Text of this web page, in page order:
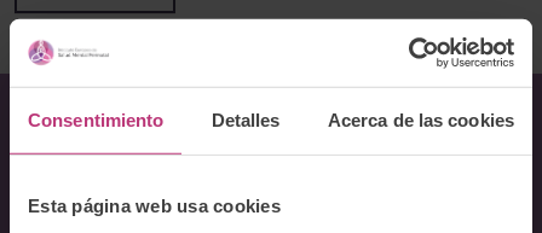
Consentimiento Detalles Acerca de las cookies
Esta página web usa cookies
Sobre Nosotros
Acerca del Instituto